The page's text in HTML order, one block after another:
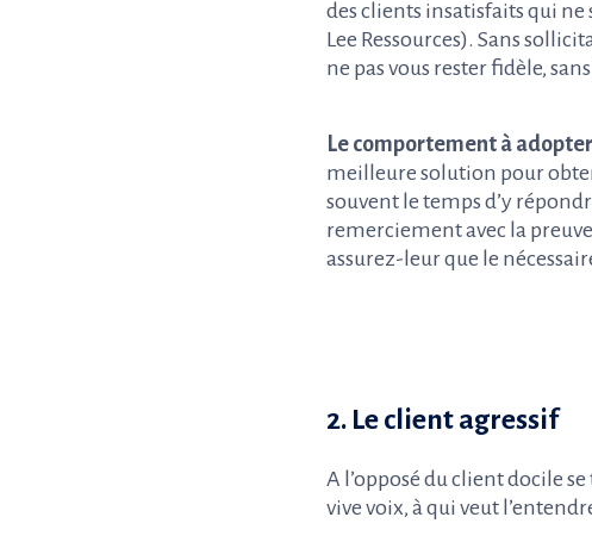
des clients insatisfaits qui
Lee Ressources). Sans
ne pas vous rester fidèle,
Le comportement à adopter
meilleure solution pour
souvent le temps d’y
remerciement avec la
assurez-leur que le
2. Le client agressif
A l’opposé du client docile
vive voix, à qui veut